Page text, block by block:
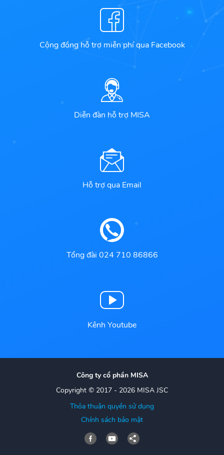
Cộng đồng hỗ trợ miễn phí qua Facebook
Diễn đàn hỗ trợ MISA
Hỗ trợ qua Email
Tổng đài 024 710 86866
Kênh Youtube
Công ty cổ phần MISA
Copyright © 2017 - 2026 MISA JSC
Thỏa thuận quyền sử dụng
Chính sách bảo mật